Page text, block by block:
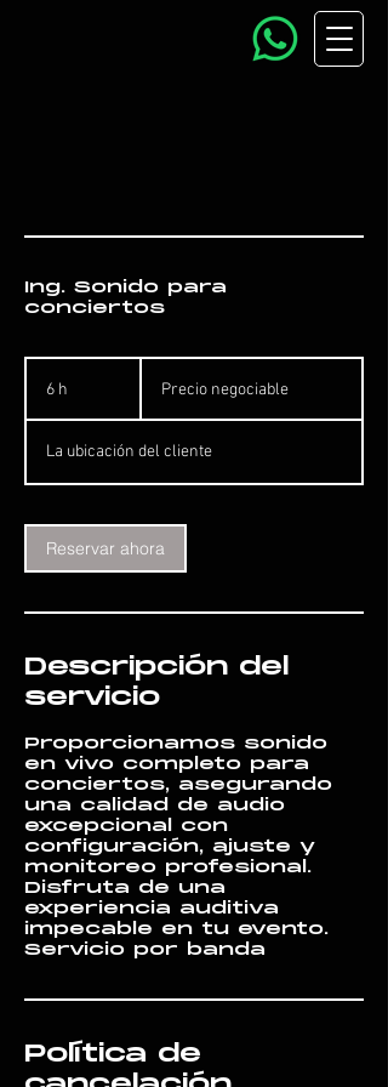
Ing. Sonido para
conciertos
6 h Precio negociable
La ubicación del cliente
Reservar ahora
Descripción del
servicio
Proporcionamos sonido
en vivo completo para
conciertos, asegurando
una calidad de audio
excepcional con
configuración, ajuste y
monitoreo profesional.
Disfruta de una
experiencia auditiva
impecable en tu evento.
Servicio por banda
Política de